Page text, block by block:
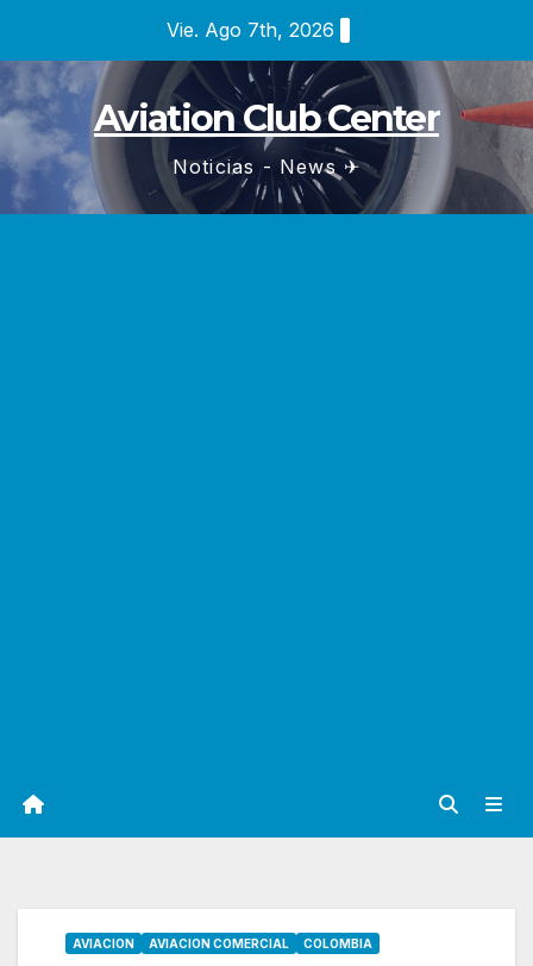
contenido
Vie. Ago 7th, 2026
Aviation Club Center
Noticias - News ✈
AVIACION AVIACION COMERCIAL COLOMBIA